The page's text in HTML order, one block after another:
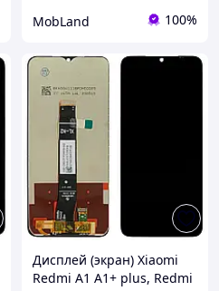
MobLand 100%
Дисплей (экран) Xiaomi
Redmi A1 A1+ plus, Redmi